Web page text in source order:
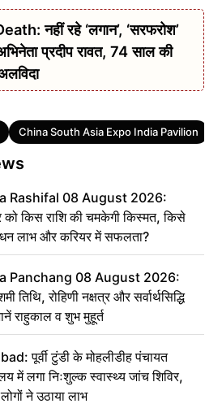
नहीं रहे ‘लगान’, ‘सरफरोश’
प्रदीप रावत, 74 साल की
China South Asia Expo India Pavilion
Rashifal 08 August 2026:
को किस राशि की चमकेगी किस्मत, किसे
धन लाभ और करियर में सफलता?
Panchang 08 August 2026:
तिथि, रोहिणी नक्षत्र और सर्वार्थसिद्धि
राहुकाल व शुभ मुहूर्त
पूर्वी टुंडी के मोहलीडीह पंचायत
में लगा निःशुल्क स्वास्थ्य जांच शिविर,
ने उठाया लाभ